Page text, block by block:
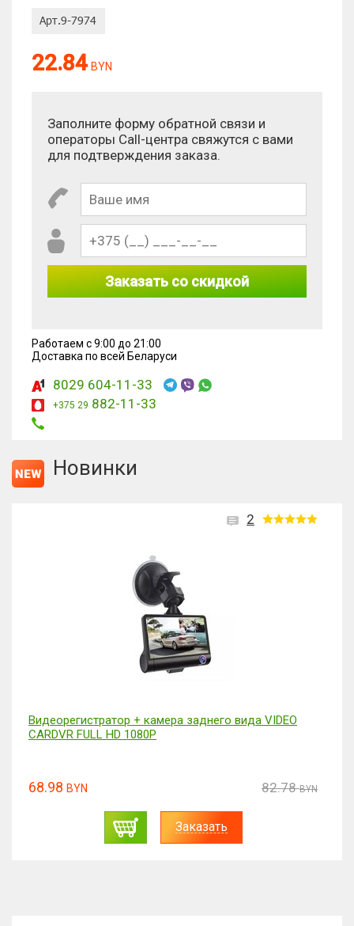
22.84 BYN
Заполните форму обратной связи и
операторы Call-центра свяжутся с вами
для подтверждения заказа.
Заказать со скидкой
Работаем с 9:00 до 21:00
Доставка по всей Беларуси
8029 604-11-33
+375 29 882-11-33
Новинки
2
Большой набор инструментов с шуруповертом
MAGNET
198.99BYN 238.79 BYN
Заказать